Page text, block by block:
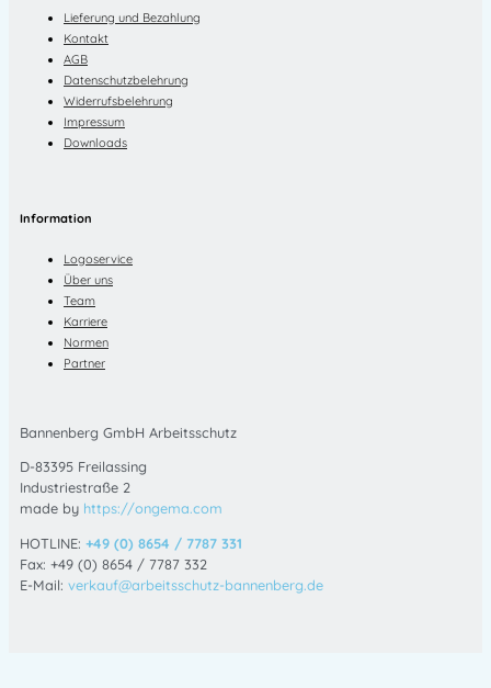
Lieferung und Bezahlung
Kontakt
AGB
Datenschutzbelehrung
Widerrufsbelehrung
Impressum
Downloads
Information
Logoservice
Über uns
Team
Karriere
Normen
Partner
Bannenberg GmbH Arbeitsschutz
D-83395 Freilassing
Industriestraße 2
made by https://ongema.com
HOTLINE: +49 (0) 8654 / 7787 331
Fax: +49 (0) 8654 / 7787 332
E-Mail: verkauf@arbeitsschutz-bannenberg.de